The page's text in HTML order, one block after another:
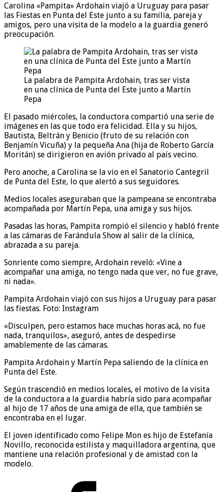
Carolina «Pampita» Ardohain viajó a Uruguay para pasar
las Fiestas en Punta del Este junto a su familia, pareja y
amigos, pero una visita de la modelo a la guardia generó
preocupación.
La palabra de Pampita Ardohain, tras ser vista
en una clínica de Punta del Este junto a Martín
Pepa
El pasado miércoles, la conductora compartió una serie de
imágenes en las que todo era felicidad. Ella y su hijos,
Bautista, Beltrán y Benicio (fruto de su relación con
Benjamín Vicuña) y la pequeña Ana (hija de Roberto García
Moritán) se dirigieron en avión privado al país vecino.
Pero anoche, a Carolina se la vio en el Sanatorio Cantegril
de Punta del Este, lo que alertó a sus seguidores.
Medios locales aseguraban que la pampeana se encontraba
acompañada por Martín Pepa, una amiga y sus hijos.
Pasadas las horas, Pampita rompió el silencio y habló frente
a las cámaras de Farándula Show al salir de la clínica,
abrazada a su pareja.
Sonriente como siempre, Ardohain reveló: «Vine a
acompañar una amiga, no tengo nada que ver, no fue grave,
ni nada».
Pampita Ardohain viajó con sus hijos a Uruguay para pasar
las fiestas. Foto: Instagram
«Disculpen, pero estamos hace muchas horas acá, no fue
nada, tranquilos», aseguró, antes de despedirse
amablemente de las cámaras.
Pampita Ardohain y Martín Pepa saliendo de la clínica en
Punta del Este.
Según trascendió en medios locales, el motivo de la visita
de la conductora a la guardia habría sido para acompañar
al hijo de 17 años de una amiga de ella, que también se
encontraba en el lugar.
El joven identificado como Felipe Mon es hijo de Estefanía
Novillo, reconocida estilista y maquilladora argentina, que
mantiene una relación profesional y de amistad con la
modelo.